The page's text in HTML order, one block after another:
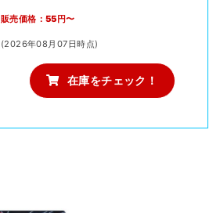
販売価格：55円〜
(2026年08月07日時点)
在庫をチェック！